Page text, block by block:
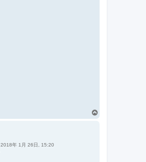
2018年 1月 26日, 15:20